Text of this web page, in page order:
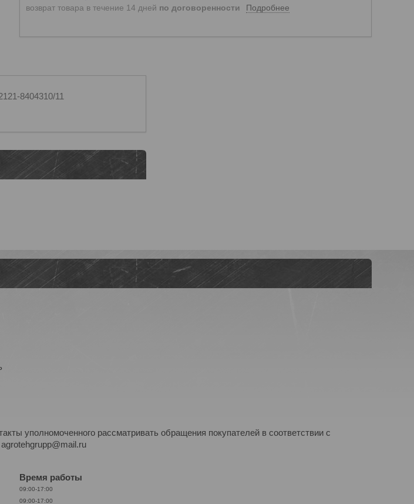
возврат товара в течение 14 дней по договоренности Подробнее
8404310/11
уполномоченного рассматривать обращения покупателей в соответствии с
Время работы
09:00-17:00
09:00-17:00